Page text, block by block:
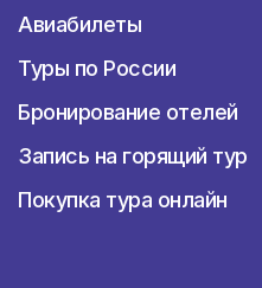
Авиабилеты
Туры по России
Бронирование отелей
Запись на горящий тур
Покупка тура онлайн